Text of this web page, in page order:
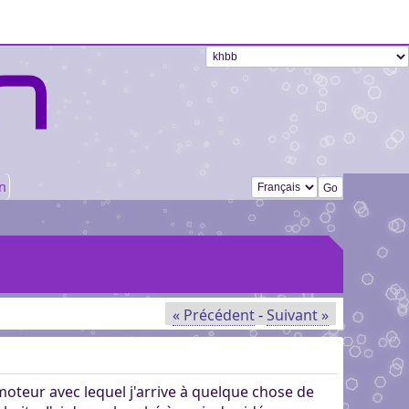
Changer de langue
« Précédent-Suivant »
avec lequel j'arrive à quelque chose de